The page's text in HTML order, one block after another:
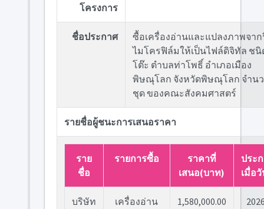
โครงการ
ชื่อประกาศ
ซื้อเครื่องอ่านและแปลงภาพจา
ไมโครฟิล์มให้เป็นไฟล์ดิจิทัล ชนิ
โต๊ะ ตำบลท่าโพธิ์ อำเภอเมือง
พิษณุโลก จังหวัดพิษณุโลก จำน
ชุด ของคณะสังคมศาสตร์
รายชื่อผู้ชนะการเสนอราคา
ราย
ชื่อ
รายการซื้อ
ราคาที่
เสนอ(บาท)
ประ
เมื่อ
บริษัท
เครื่องอ่าน
1,580,000.00